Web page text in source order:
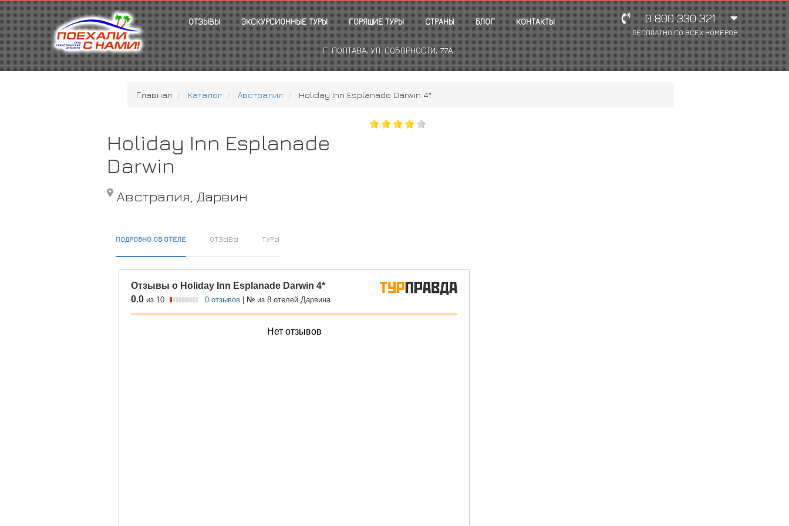
ОТЗЫВЫ ЭКСКУРСИОННЫЕ ТУРЫ ГОРЯЩИЕ ТУРЫ СТРАНЫ БЛОГ КОНТАКТЫ
Г. ПОЛТАВА, УЛ. СОБОРНОСТИ, 77А
0 800 330 321
БЕСПЛАТНО СО ВСЕХ НОМЕРОВ
Главная Каталог Австралия Holiday Inn Esplanade Darwin 4*
Holiday Inn Esplanade
Darwin
Австралия, Дарвин
ПОДРОБНО ОБ ОТЕЛЕ ОТЗЫВЫ ТУРЫ